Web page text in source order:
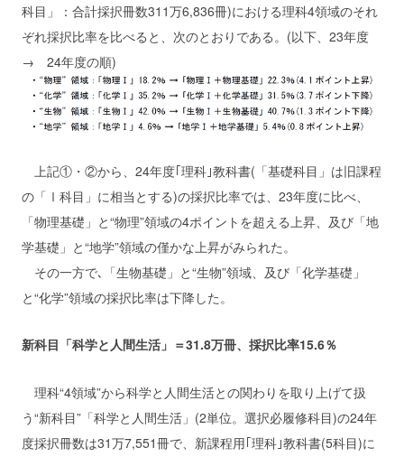
科目」：合計採択冊数311万6,836冊)における理科4領域のそれ
ぞれ採択比率を比べると、次のとおりである。(以下、23年度
→ 24年度の順)
上記①・②から、24年度｢理科｣教科書(「基礎科目」は旧課程
の「Ⅰ科目」に相当とする)の採択比率では、23年度に比べ、
「物理基礎」と“物理”領域の4ポイントを超える上昇、及び「地
学基礎」と“地学”領域の僅かな上昇がみられた。
その一方で､「生物基礎」と“生物”領域、及び「化学基礎」
と“化学”領域の採択比率は下降した。
新科目「科学と人間生活」＝31.8万冊、採択比率15.6％
理科“4領域”から科学と人間生活との関わりを取り上げて扱
う“新科目”「科学と人間生活」(2単位。選択必履修科目)の24年
度採択冊数は31万7,551冊で、新課程用｢理科｣教科書(5科目)に